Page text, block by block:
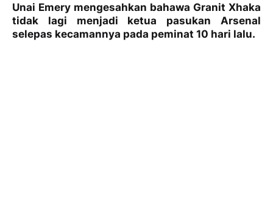
Unai Emery mengesahkan bahawa Granit Xhaka
tidak lagi menjadi ketua pasukan Arsenal
selepas kecamannya pada peminat 10 hari lalu.